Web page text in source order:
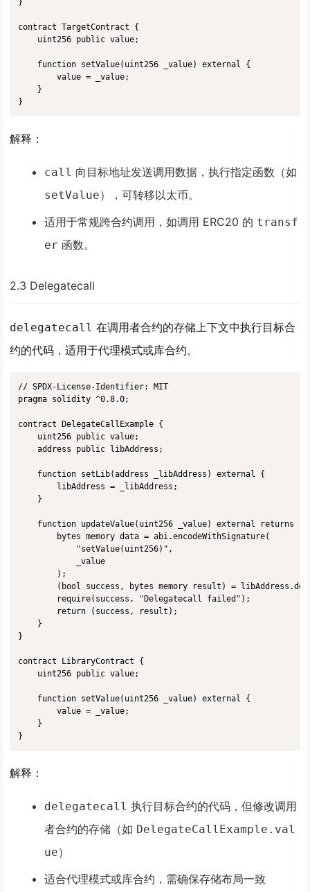
}
contract TargetContract {
    uint256 public value;
    function setValue(uint256 _value) external {
        value = _value;
    }
}
解释 ：
call 向目标地址发送调用数据，执行指定函数（如
setValue），可转移以太币。
适用于常规跨合约调用，如调用 ERC20 的 transf
er 函数。
2.3 Delegatecall
delegatecall 在调用者合约的存储上下文中执行目标合
约的代码，适用于代理模式或库合约。
// SPDX-License-Identifier: MIT
pragma solidity ^0.8.0;
contract DelegateCallExample {
    uint256 public value;
    address public libAddress;
    function setLib(address _libAddress) external {
        libAddress = _libAddress;
    }
function updateValue(uint256 _value) external returns
        bytes memory data = abi.encodeWithSignature(
            "setValue(uint256)",
            _value
        );
(bool success, bytes memory result) =
        require(success, "Delegatecall failed");
        return (success, result);
    }
}
contract LibraryContract {
    uint256 public value;
    function setValue(uint256 _value) external {
        value = _value;
    }
}
解释 ：
delegatecall 执行目标合约的代码，但修改调用
者合约的存储（如 DelegateCallExample.val
ue）
适合代理模式或库合约，需确保存储布局一致